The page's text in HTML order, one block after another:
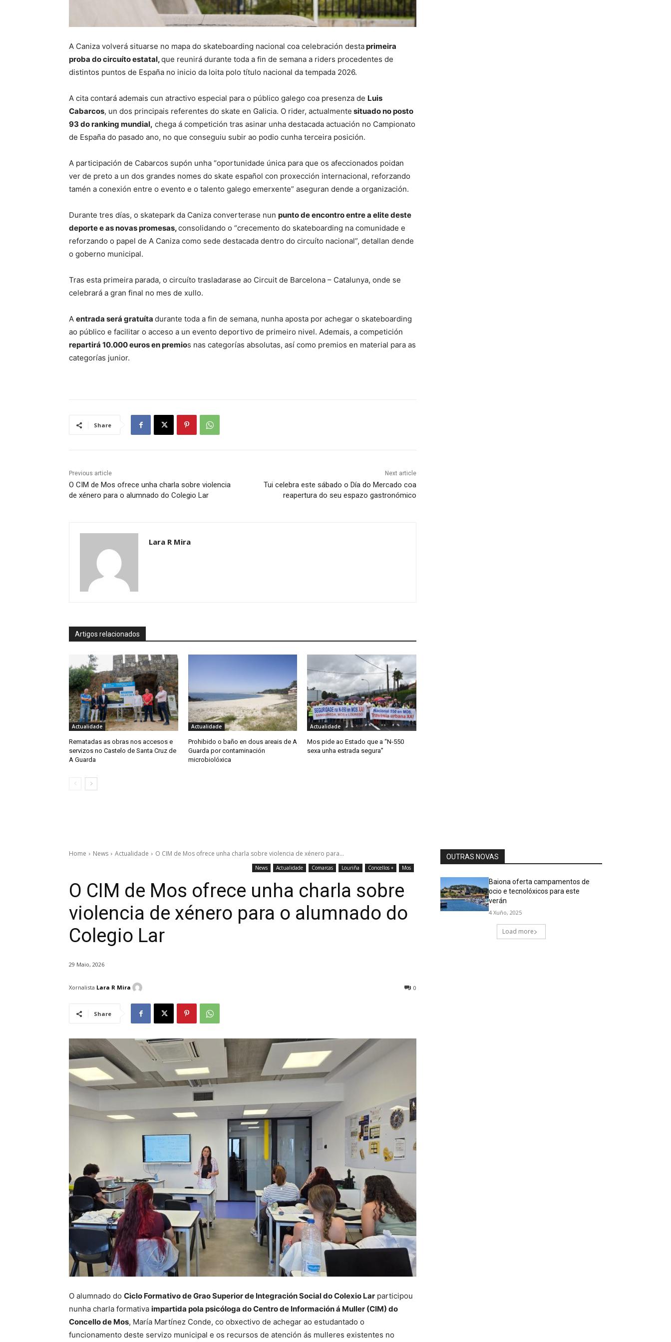
A Caniza volverá situarse no mapa do skateboarding nacional coa celebración destaprimeira
proba do circuíto estatal,que reunirá durante toda a fin de semana a riders procedentes de
distintos puntos de España no inicio da loita polo título nacional da tempada 2026.
A cita contará ademais cun atractivo especial para o público galego coa presenza de Luis
Cabarcos, un dos principais referentes do skate en Galicia. O rider, actualmente situado no posto
93 do ranking mundial, chega á competición tras asinar unha destacada actuación no Campionato
de España do pasado ano, no que conseguiu subir ao podio cunha terceira posición.
A participación de Cabarcos supón unha “oportunidade única para que os afeccionados poidan
ver de preto a un dos grandes nomes do skate español con proxección internacional, reforzando
tamén a conexión entre o evento e o talento galego emerxente” aseguran dende a organización.
Durante tres días, o skatepark da Caniza converterase nun punto de encontro entre a elite deste
deporte e as novas promesas,consolidando o “crecemento do skateboarding na comunidade e
reforzando o papel de A Caniza como sede destacada dentro do circuíto nacional”, detallan dende
o goberno municipal.
Tras esta primeira parada, o circuíto trasladarase ao Circuit de Barcelona – Catalunya, onde se
celebrará a gran final no mes de xullo.
A entrada será gratuíta durante toda a fin de semana, nunha aposta por achegar o skateboarding
ao público e facilitar o acceso a un evento deportivo de primeiro nivel. Ademais, a competición
repartirá 10.000 euros en premios nas categorías absolutas, así como premios en material para as
categorías junior.
Share
Previous article
O CIM de Mos ofrece unha charla sobre violencia
de xénero para o alumnado do Colegio Lar
Next article
Tui celebra este sábado o Día do Mercado coa
reapertura do seu espazo gastronómico
Lara R Mira
Artigos relacionados
Actualidade
Rematadas as obras nos accesos e
servizos no Castelo de Santa Cruz de
A Guarda
Actualidade
Prohibido o baño en dous areais de A
Guarda por contaminación
microbiolóxica
Actualidade
Mos pide ao Estado que a “N-550
sexa unha estrada segura”